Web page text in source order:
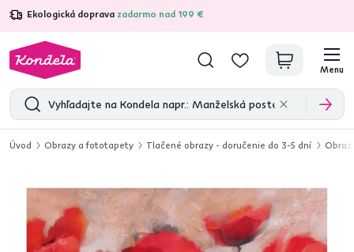
Ekologická doprava zadarmo nad 199 €
4,7 31 157overených produktových recenzií
Menu
Úvod Obrazy a fototapety Tlačené obrazy - doručenie do 3-5 dní